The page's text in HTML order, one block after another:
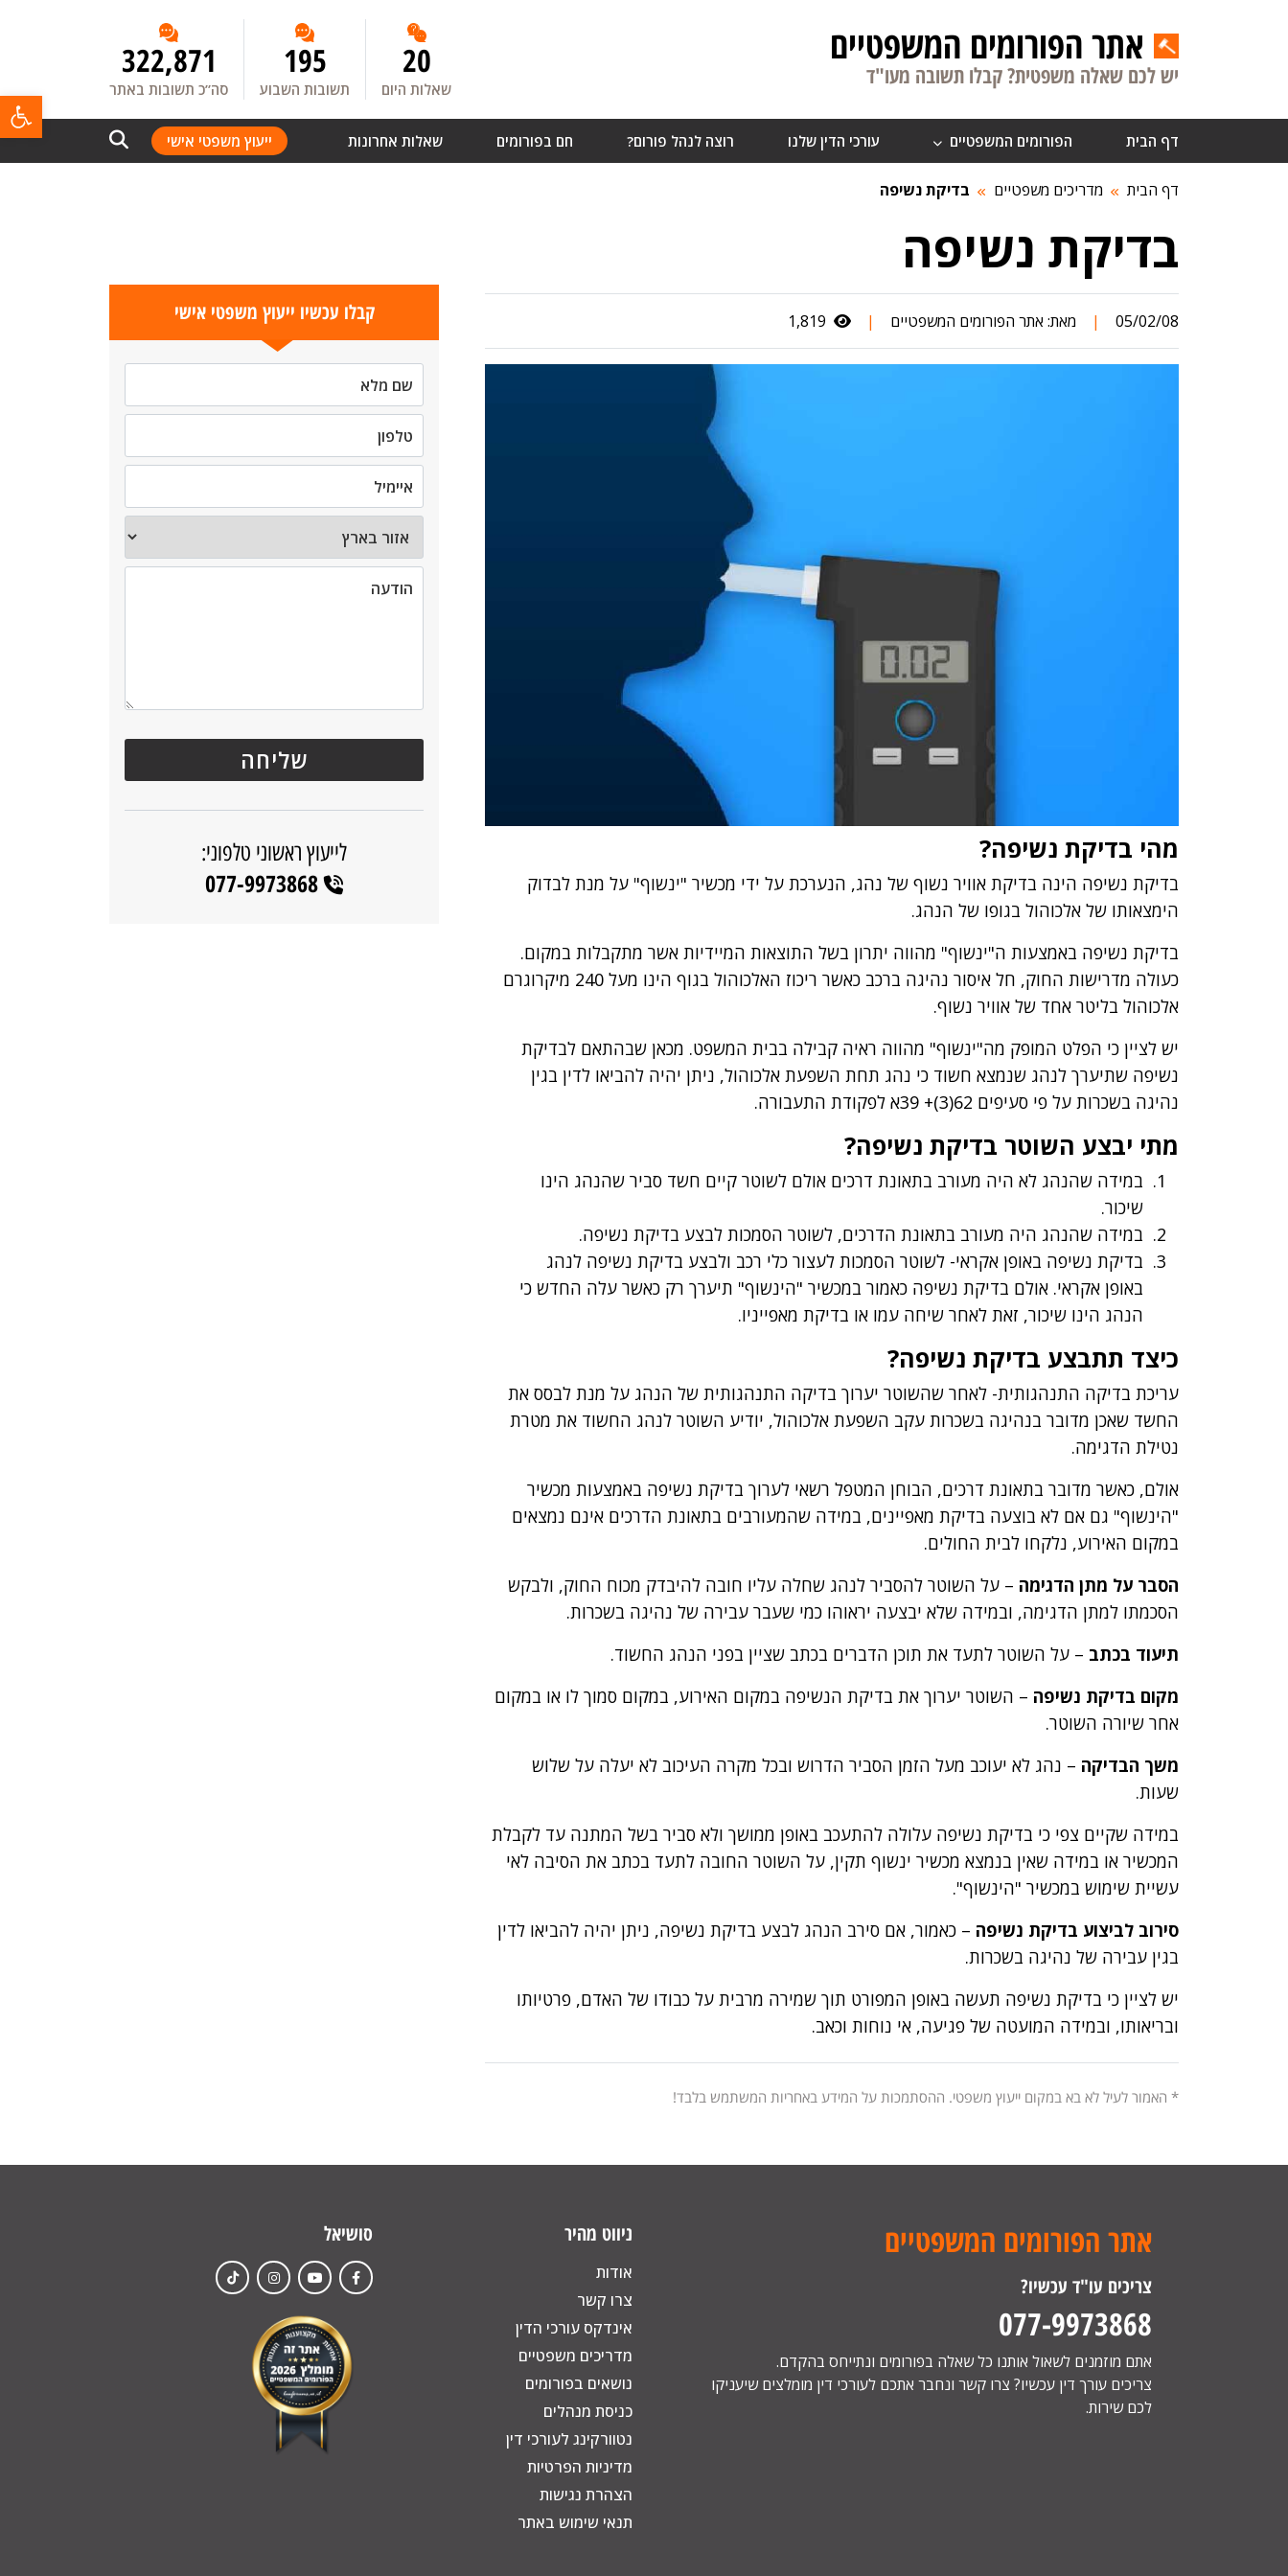
אתר הפורומים המשפטיים
יש לכם שאלה משפטית? קבלו תשובה מעו"ד 20
שאלות היום
195
תשובות השבוע
322,871
סה”כ תשובות באתר
דף הבית הפורומים המשפטיים עורכי הדין שלנו רוצה לנהל פורום? חם בפורומים שאלות אחרונות ייעוץ משפטי אישי
דף הבית מדריכים משפטיים בדיקת נשיפה
בדיקת נשיפה
05/02/08
| מאת: אתר הפורומים המשפטיים |
מהי בדיקת נשיפה?
בדיקת נשיפה הינה בדיקת אוויר נשוף של נהג, הנערכת על ידי מכשיר "ינשוף" על מנת לבדוק
הימצאותו של אלכוהול בגופו של הנהג.
בדיקת נשיפה באמצעות ה"ינשוף" מהווה יתרון בשל התוצאות המיידיות אשר מתקבלות במקום.
כעולה מדרישות החוק, חל איסור נהיגה ברכב כאשר ריכוז האלכוהול בגוף הינו מעל 240 מיקרוגרם
אלכוהול בליטר אחד של אוויר נשוף.
יש לציין כי הפלט המופק מה"ינשוף" מהווה ראיה קבילה בבית המשפט. מכאן שבהתאם לבדיקת
נשיפה שתיערך לנהג שנמצא חשוד כי נהג תחת השפעת אלכוהול, ניתן יהיה להביאו לדין בגין
נהיגה בשכרות על פי סעיפים 62(3)+ 39א לפקודת התעבורה.
מתי יבצע השוטר בדיקת נשיפה?
במידה שהנהג לא היה מעורב בתאונת דרכים אולם לשוטר קיים חשד סביר שהנהג הינו
שיכור.
במידה שהנהג היה מעורב בתאונת הדרכים, לשוטר הסמכות לבצע בדיקת נשיפה.
בדיקת נשיפה באופן אקראי- לשוטר הסמכות לעצור כלי רכב ולבצע בדיקת נשיפה לנהג
באופן אקראי. אולם בדיקת נשיפה כאמור במכשיר "הינשוף" תיערך רק כאשר עלה החדש כי
הנהג הינו שיכור, זאת לאחר שיחה עמו או בדיקת מאפייניו.
כיצד תתבצע בדיקת נשיפה?
עריכת בדיקה התנהגותית- לאחר שהשוטר יערוך בדיקה התנהגותית של הנהג על מנת לבסס את
החשד שאכן מדובר בנהיגה בשכרות עקב השפעת אלכוהול, יודיע השוטר לנהג החשוד את מטרת
נטילת הדגימה.
אולם, כאשר מדובר בתאונת דרכים, הבוחן המטפל רשאי לערוך בדיקת נשיפה באמצעות מכשיר
"הינשוף" גם אם לא בוצעה בדיקת מאפיינים, במידה שהמעורבים בתאונת הדרכים אינם נמצאים
במקום האירוע, נלקחו לבית החולים.
הסבר על מתן הדגימה – על השוטר להסביר לנהג שחלה עליו חובה להיבדק מכוח החוק, ולבקש
הסכמתו למתן הדגימה, ובמידה שלא יבצעה יראוהו כמי שעבר עבירה של נהיגה בשכרות.
תיעוד בכתב – על השוטר לתעד את תוכן הדברים בכתב שציין בפני הנהג החשוד.
מקום בדיקת נשיפה – השוטר יערוך את בדיקת הנשיפה במקום האירוע, במקום סמוך לו או במקום
אחר שיורה השוטר.
משך הבדיקה – נהג לא יעוכב מעל הזמן הסביר הדרוש ובכל מקרה העיכוב לא יעלה על שלוש
שעות.
במידה שקיים צפי כי בדיקת נשיפה עלולה להתעכב באופן ממושך ולא סביר בשל המתנה עד לקבלת
המכשיר או במידה שאין בנמצא מכשיר ינשוף תקין, על השוטר החובה לתעד בכתב את הסיבה לאי
עשיית שימוש במכשיר "הינשוף".
סירוב לביצוע בדיקת נשיפה – כאמור, אם סירב הנהג לבצע בדיקת נשיפה, ניתן יהיה להביאו לדין
בגין עבירה של נהיגה בשכרות.
יש לציין כי בדיקת נשיפה תעשה באופן המפורט תוך שמירה מרבית על כבודו של האדם, פרטיותו
ובריאותו, ובמידה המועטה של פגיעה, אי נוחות וכאב.
* האמור לעיל לא בא במקום ייעוץ משפטי. ההסתמכות על המידע באחריות המשתמש בלבד!
קבלו עכשיו ייעוץ משפטי אישי
לייעוץ ראשוני טלפוני:
077-9973868
אתר הפורומים המשפטיים
צריכים עו"ד עכשיו?
077-9973868
אתם מוזמנים לשאול אותנו כל שאלה בפורומים ונתייחס בהקדם.
צריכים עורך דין עכשיו? צרו קשר ונחבר אתכם לעורכי דין מומלצים שיעניקו
לכם שירות.
ניווט מהיר
אודות
צרו קשר
אינדקס עורכי הדין
מדריכים משפטיים
נושאים בפורומים
כניסת מנהלים
נטוורקינג לעורכי דין
מדיניות הפרטיות
הצהרת נגישות
תנאי שימוש באתר
סושיאל